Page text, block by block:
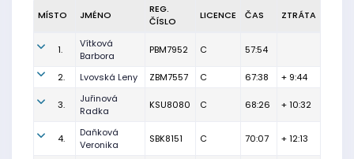
MÍSTO JMÉNO
REG.
ČÍSLO
LICENCE ČAS ZTRÁTA
1.
Vítková
Barbora
PBM7952 C 57:54
2. Lvovská Leny ZBM7557 C 67:38 + 9:44
3.
Juřinová
Radka
KSU8080 C 68:26 + 10:32
4.
Daňková
Veronika
SBK8151 C 70:07 + 12:13